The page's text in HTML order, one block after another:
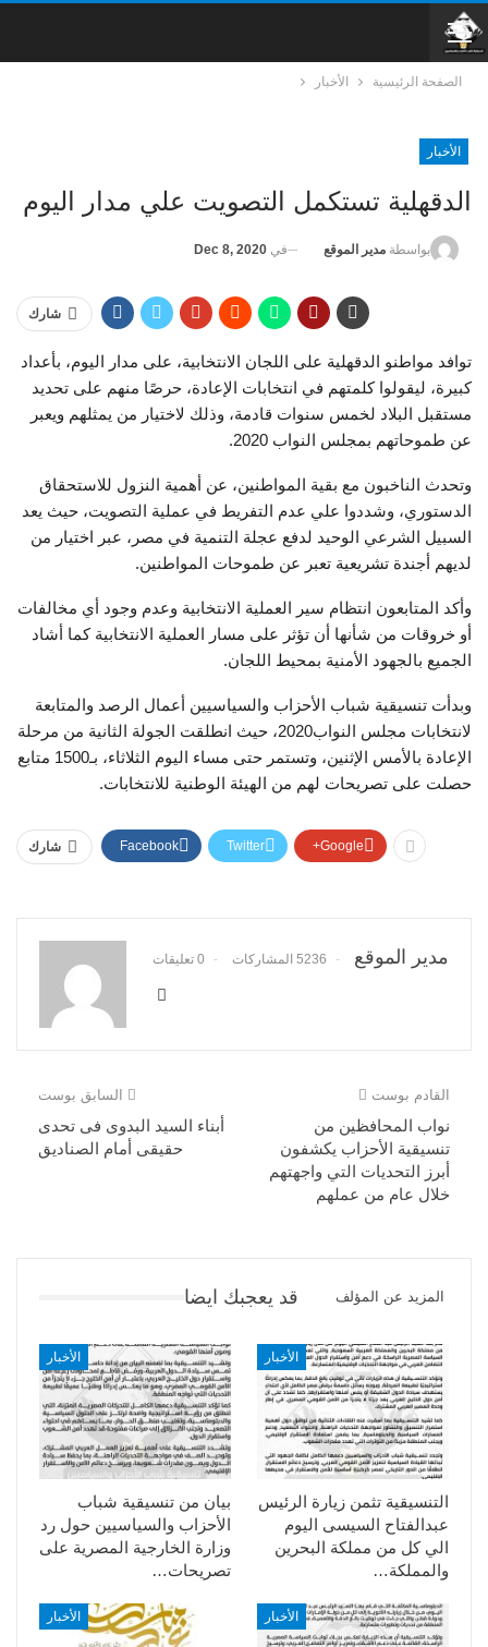
الصفحة الرئيسية الأخبار
الأخبار
الدقهلية تستكمل التصويت علي مدار اليوم
بواسطة مدير الموقع في Dec 8, 2020
شارك
توافد مواطنو الدقهلية على اللجان الانتخابية، على مدار اليوم، بأعداد
كبيرة، ليقولوا كلمتهم في انتخابات الإعادة، حرصًا منهم على تحديد
مستقبل البلاد لخمس سنوات قادمة، وذلك لاختيار من يمثلهم ويعبر
عن طموحاتهم بمجلس النواب 2020.
وتحدث الناخبون مع بقية المواطنين، عن أهمية النزول للاستحقاق
الدستوري، وشددوا علي عدم التفريط في عملية التصويت، حيث يعد
السبيل الشرعي الوحيد لدفع عجلة التنمية في مصر، عبر اختيار من
لديهم أجندة تشريعية تعبر عن طموحات المواطنين.
وأكد المتابعون انتظام سير العملية الانتخابية وعدم وجود أي مخالفات
أو خروقات من شأنها أن تؤثر على مسار العملية الانتخابية كما أشاد
الجميع بالجهود الأمنية بمحيط اللجان.
وبدأت تنسيقية شباب الأحزاب والسياسيين أعمال الرصد والمتابعة
لانتخابات مجلس النواب2020، حيث انطلقت الجولة الثانية من مرحلة
الإعادة بالأمس الإثنين، وتستمر حتى مساء اليوم الثلاثاء، بـ1500 متابع
حصلت على تصريحات لهم من الهيئة الوطنية للانتخابات.
شارك Facebook Twitter Google+
مدير الموقع 5236 المشاركات 0 تعليقات
السابق بوست
أبناء السيد البدوى فى تحدى
حقيقى أمام الصناديق
القادم بوست
نواب المحافظين من
تنسيقية الأحزاب يكشفون
أبرز التحديات التي واجهتهم
خلال عام من عملهم
قد يعجبك ايضا المزيد عن المؤلف
الأخبار
بيان من تنسيقية شباب
الأحزاب والسياسيين حول رد
وزارة الخارجية المصرية على
تصريحات…
الأخبار
التنسيقية تثمن زيارة الرئيس
عبدالفتاح السيسى اليوم
الي كل من مملكة البحرين
والمملكة…
الأخبار الأخبار